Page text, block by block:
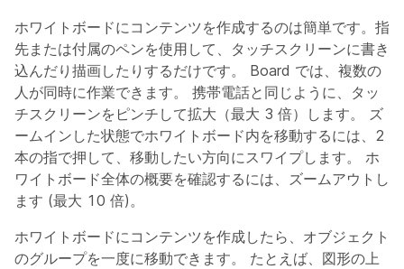
ホワイトボードにコンテンツを作成するのは簡単です。指
先または付属のペンを使用して、タッチスクリーンに書き
込んだり描画したりするだけです。 Board では、複数の
人が同時に作業できます。 携帯電話と同じように、タッ
チスクリーンをピンチして拡大（最大 3 倍）します。 ズ
ームインした状態でホワイトボード内を移動するには、2
本の指で押して、移動したい方向にスワイプします。 ホ
ワイトボード全体の概要を確認するには、ズームアウトし
ます (最大 10 倍)。
ホワイトボードにコンテンツを作成したら、オブジェクト
のグループを一度に移動できます。 たとえば、図形の上